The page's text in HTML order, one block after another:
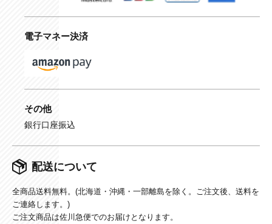
電子マネー決済
その他
銀行口座振込
配送について
全商品送料無料。(北海道・沖縄・一部離島を除く。ご注文後、送料を
ご連絡します。)
ご注文商品は佐川急便でのお届けとなります。